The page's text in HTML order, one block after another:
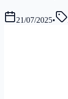
21/07/2025•